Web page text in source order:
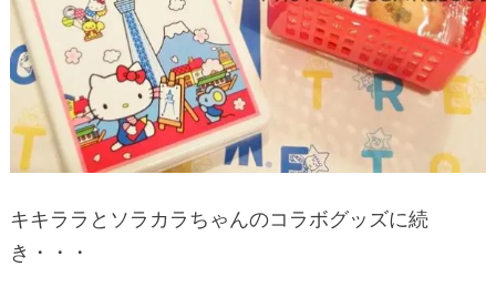
キキララとソラカラちゃんのコラボグッズに続
き・・・